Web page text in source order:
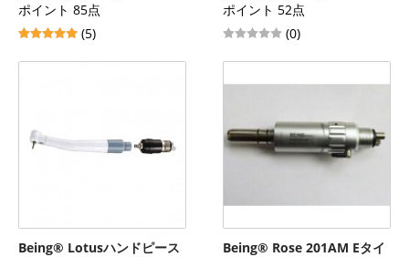
ポイント 85点
(5)
ポイント 52点
(0)
Being® Lotusハンドピース Being® Rose 201AM Eタイ